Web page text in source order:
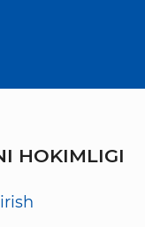
HOKIMLIGI